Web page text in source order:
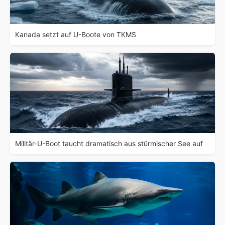
Kanada setzt auf U-Boote von TKMS
Militär-U-Boot taucht dramatisch aus stürmischer See auf